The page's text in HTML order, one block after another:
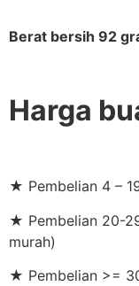
Berat bersih 92
Harga
★ Pembelian 4 –
★ Pembelian 20-
murah)
★ Pembelian >=